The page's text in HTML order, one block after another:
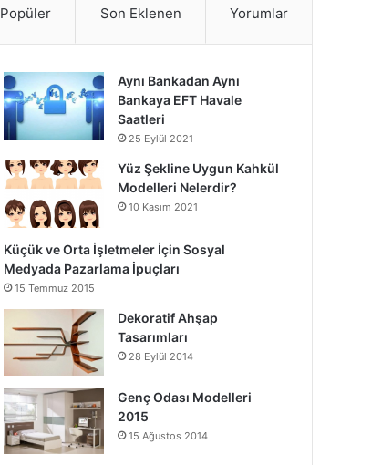
Popüler Son Eklenen Yorumlar
Aynı Bankadan Aynı
Bankaya EFT Havale
Saatleri
25 Eylül 2021
Yüz Şekline Uygun Kahkül
Modelleri Nelerdir?
10 Kasım 2021
Küçük ve Orta İşletmeler İçin Sosyal
Medyada Pazarlama İpuçları
15 Temmuz 2015
Dekoratif Ahşap
Tasarımları
28 Eylül 2014
Genç Odası Modelleri
2015
15 Ağustos 2014